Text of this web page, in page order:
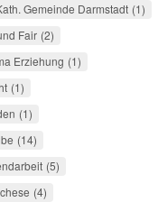
Gemeinde Darmstadt 1
Fair 2
Erziehung 1
1
1
14
5
4